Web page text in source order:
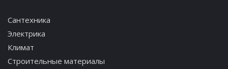
Сантехника
Электрика
Климат
Строительные материалы